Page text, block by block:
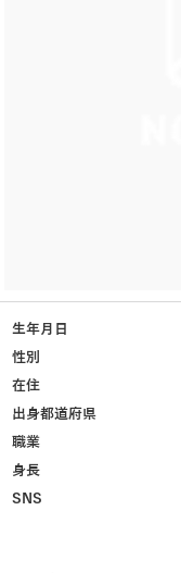
生年月日
性別
在住
出身都道府県
職業
身長
SNS